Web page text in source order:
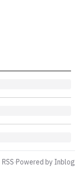
RSS·Powered by Inblog